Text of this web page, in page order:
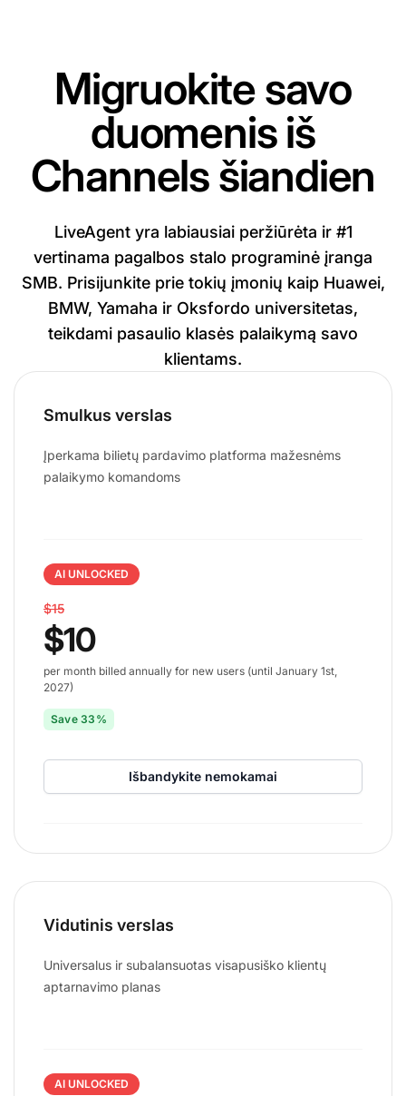
Migruokite savo
duomenis iš
Channels šiandien
LiveAgent yra labiausiai peržiūrėta ir #1
vertinama pagalbos stalo programinė įranga
SMB. Prisijunkite prie tokių įmonių kaip Huawei,
BMW, Yamaha ir Oksfordo universitetas,
teikdami pasaulio klasės palaikymą savo
klientams.
Smulkus verslas
Įperkama bilietų pardavimo platforma mažesnėms
palaikymo komandoms
AI UNLOCKED
$15
$10
per month billed annually for new users (until January 1st,
2027)
Save 33%
Išbandykite nemokamai
Vidutinis verslas
Universalus ir subalansuotas visapusiško klientų
aptarnavimo planas
AI UNLOCKED